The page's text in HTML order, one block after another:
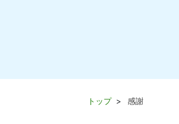
トップ 感謝